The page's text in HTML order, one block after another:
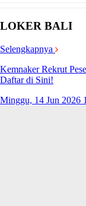
LOKER BALI
Selengkapnya
Kemnaker Rekrut
Daftar di Sini!
Minggu, 14 Jun 2026